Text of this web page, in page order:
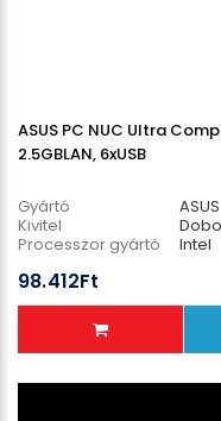
ASUS PC NUC Ultra
2.5GBLAN, 6xUSB
Gyártó
ASUS
Kivitel
Processzor gyártó
Intel
98.412Ft